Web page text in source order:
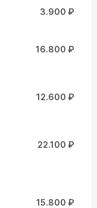
3.900 ₽
16.800 ₽
12.600 ₽
22.100 ₽
15.800 ₽